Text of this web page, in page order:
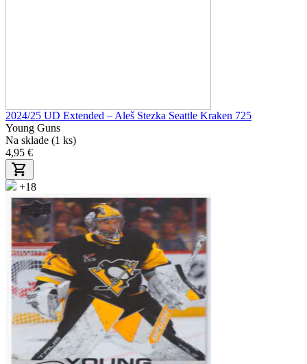
2024/25 UD Extended – Aleš Stezka Seattle Kraken 725
Young Guns
Na sklade (1 ks)
4,95 €
+18